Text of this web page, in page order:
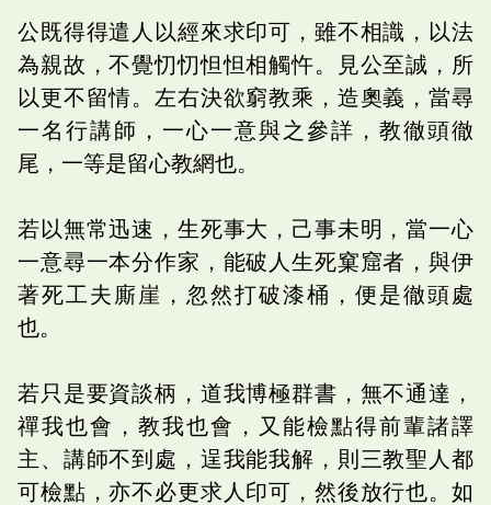
公既得得遣人以經來求印可，雖不相識，以法
為親故，不覺忉忉怛怛相觸忤。見公至誠，所
以更不留情。左右決欲窮教乘，造奧義，當尋
一名行講師，一心一意與之參詳，教徹頭徹
尾，一等是留心教網也。
若以無常迅速，生死事大，己事未明，當一心
一意尋一本分作家，能破人生死窠窟者，與伊
著死工夫廝崖，忽然打破漆桶，便是徹頭處
也。
若只是要資談柄，道我博極群書，無不通達，
禪我也會，教我也會，又能檢點得前輩諸譯
主、講師不到處，逞我能我解，則三教聖人都
可檢點，亦不必更求人印可，然後放行也。如